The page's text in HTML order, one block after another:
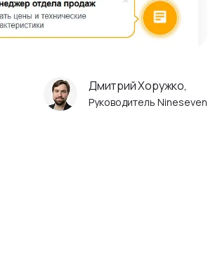
Дмитрий Хоружко,
Руководитель Nineseven